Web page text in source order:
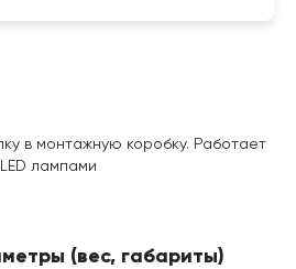
в монтажную коробку. Работает
лампами
(вес, габариты)